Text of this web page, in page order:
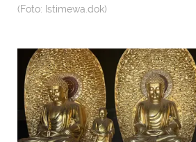
(Foto: Istimewa.dok)